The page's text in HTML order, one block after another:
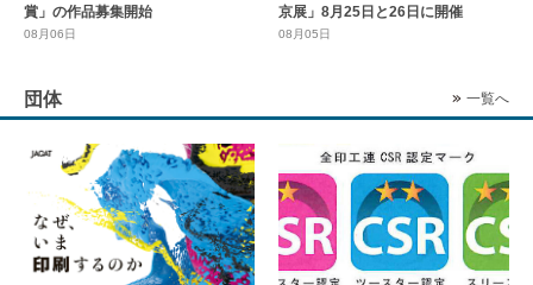
賞」の作品募集開始
08月06日
京展」8月25日と26日に開催
08月05日
団体 一覧へ